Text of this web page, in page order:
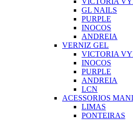
GL NAILS
PURPLE
INOCOS
ANDREIA
VERNIZ GEL
VICTORIA
INOCOS
PURPLE
ANDREIA
LCN
ACESSORIOS
LIMAS
PONTEIRAS